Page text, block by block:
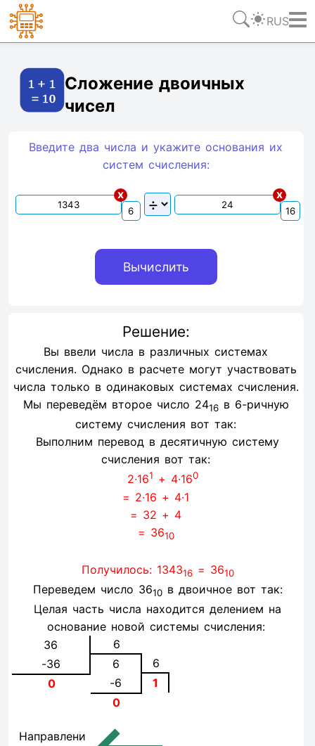
RUS
Сложение двоичных
чисел
Введите два числа и укажите основания их
систем счиcления:
x x
Решение:
Вы ввели числа в различных системах
счисления. Однако в расчете могут участвовать
числа только в одинаковых системах счисления.
Мы переведём второе число 2416в 6-ричную
систему счисления вот так:
Выполним перевод в десятичную систему
счисления вот так:
2∙161 + 4∙160
= 2∙16 + 4∙1
= 32 + 4
= 3610
Получилось: 134316= 3610
Переведем число 3610в двоичное вот так:
Целая часть числа находится делением на
основание новой системы счисления:
36
6
-36
6
6
0
-6
1
0
Направление